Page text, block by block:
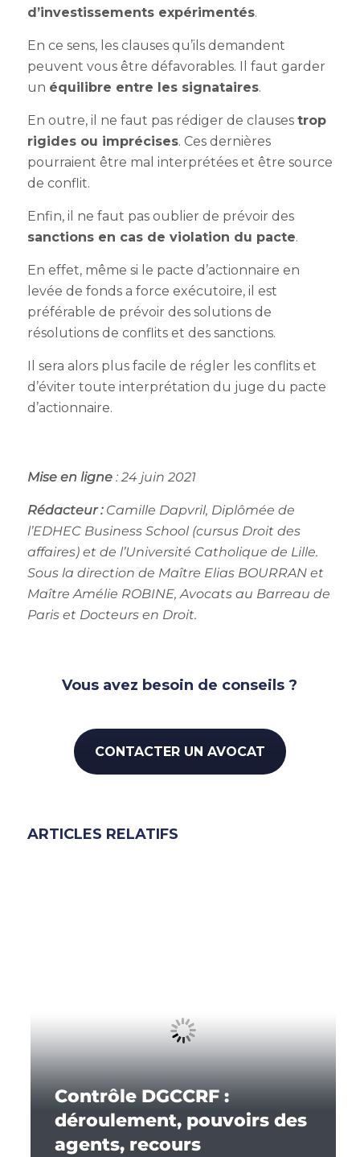
d’investissements expérimentés.
En ce sens, les clauses qu’ils demandent
peuvent vous être défavorables. Il faut garder
un équilibre entre les signataires.
En outre, il ne faut pas rédiger de clauses trop
rigides ou imprécises. Ces dernières
pourraient être mal interprétées et être source
de conflit.
Enfin, il ne faut pas oublier de prévoir des
sanctions en cas de violation du pacte.
En effet, même si le pacte d’actionnaire en
levée de fonds a force exécutoire, il est
préférable de prévoir des solutions de
résolutions de conflits et des sanctions.
Il sera alors plus facile de régler les conflits et
d’éviter toute interprétation du juge du pacte
d’actionnaire.
Mise en ligne: 24 juin 2021
Rédacteur : Camille Dapvril, Diplômée de
l’EDHEC Business School (cursus Droit des
affaires) et de l’Université Catholique de Lille.
Sous la direction de Maître Elias BOURRAN et
Maître Amélie ROBINE, Avocats au Barreau de
Paris et Docteurs en Droit.
Vous avez besoin de conseils ?
CONTACTER UN AVOCAT
ARTICLES RELATIFS
Contrôle DGCCRF :
déroulement, pouvoirs des
agents, recours